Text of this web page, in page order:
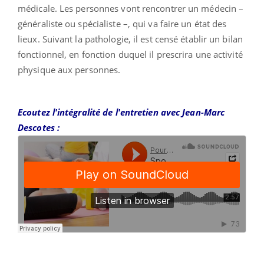
médicale. Les personnes vont rencontrer un médecin –
généraliste ou spécialiste –, qui va faire un état des
lieux. Suivant la pathologie, il est censé établir un bilan
fonctionnel, en fonction duquel il prescrira une activité
physique aux personnes.
Ecoutez l'intégralité de l'entretien avec Jean-Marc
Descotes :